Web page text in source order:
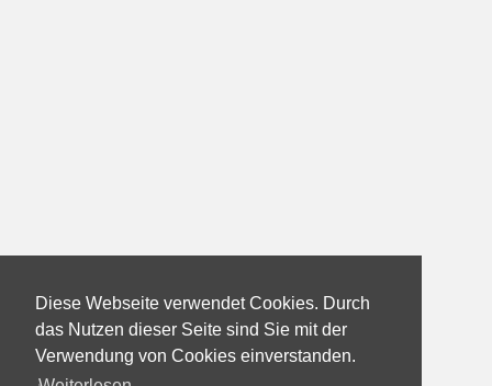
Diese Webseite verwendet Cookies. Durch
das Nutzen dieser Seite sind Sie mit der
Verwendung von Cookies einverstanden.